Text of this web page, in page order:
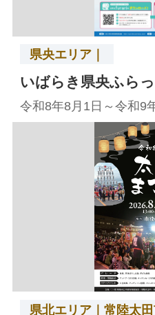
県央エリア｜
いばらき県央ふら
令和8年8月1日～令和9
県北エリア｜常陸太